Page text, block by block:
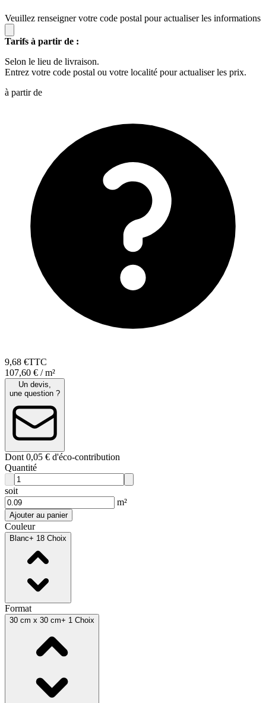
Veuillez renseigner votre code postal pour actualiser les informations
Tarifs à partir de :
Selon le lieu de livraison.
Entrez votre code postal ou votre localité pour actualiser les prix.
à partir de
9,68 €TTC
107,60 € / m²
Un devis,
une question ?
Dont 0,05 € d'éco-contribution
Quantité
soit
m²
Ajouter au panier
Couleur
Blanc+ 18 Choix
Format
30 cm x 30 cm+ 1 Choix